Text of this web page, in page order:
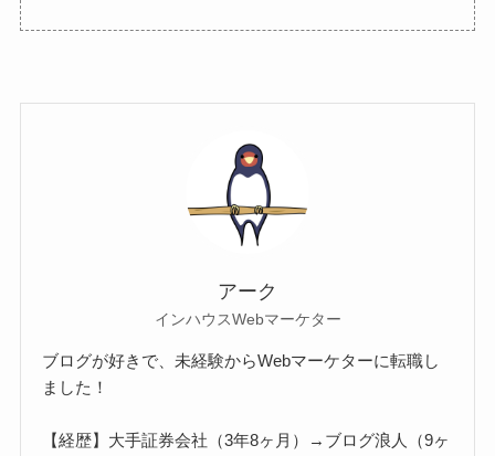
アーク
インハウスWebマーケター
ブログが好きで、未経験からWebマーケターに転職し
ました！
【経歴】大手証券会社（3年8ヶ月）→ブログ浪人（9ヶ